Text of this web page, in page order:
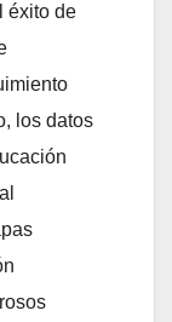
éxito de
los datos